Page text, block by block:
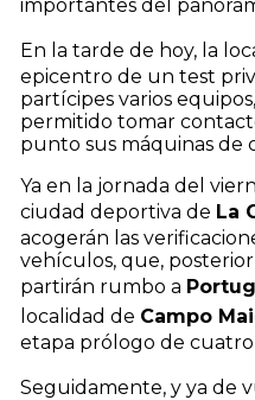
importantes del
En la tarde de hoy, la
epicentro de un test
partícipes varios
permitido tomar
punto sus máquinas de
Ya en la jornada del
ciudad deportiva de La
acogerán las
vehículos, que,
partirán rumbo a
localidad de Campo
etapa prólogo de
Seguidamente, y ya de